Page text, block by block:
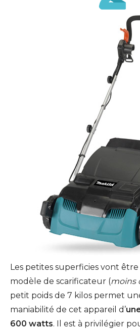
Les petites superficies vont être
modèle de scarificateur (moins
petit poids de 7 kilos permet
maniabilité de cet appareil d’
600 watts. Il est à privilégier